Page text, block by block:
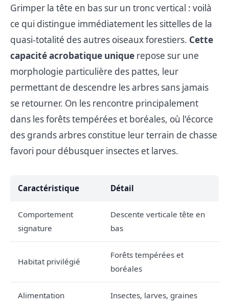
Grimper la tête en bas sur un tronc vertical : voilà
ce qui distingue immédiatement les sittelles de la
quasi-totalité des autres oiseaux forestiers. Cette
capacité acrobatique unique repose sur une
morphologie particulière des pattes, leur
permettant de descendre les arbres sans jamais
se retourner. On les rencontre principalement
dans les forêts tempérées et boréales, où l'écorce
des grands arbres constitue leur terrain de chasse
favori pour débusquer insectes et larves.
Caractéristique Détail
Comportement
signature
Descente verticale tête en
bas
Habitat privilégié
Forêts tempérées et
boréales
Alimentation Insectes, larves, graines